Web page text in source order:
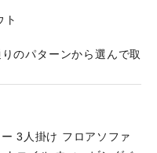
ト
のパターンから選んで取
3人掛け フロアソファ